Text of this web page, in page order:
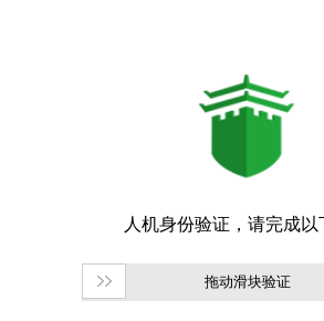
拖动滑块验证